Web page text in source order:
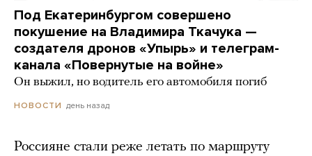
Под Екатеринбургом совершено
покушение на Владимира Ткачука —
создателя дронов «Упырь» и телеграм-
канала «Повернутые на войне»
Он выжил, но водитель его автомобиля погиб
НОВОСТИ день назад
Россияне стали реже летать по маршруту